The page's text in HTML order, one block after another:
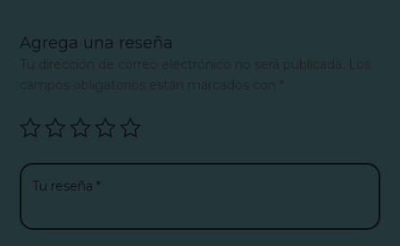
Agrega una reseña
Tu dirección de correo electrónico no será publicada. Los
campos obligatorios están marcados con *